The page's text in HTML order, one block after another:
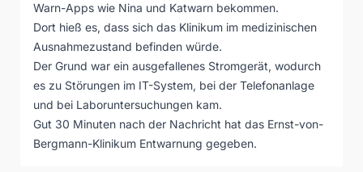
Warn-Apps wie Nina und Katwarn bekommen.
Dort hieß es, dass sich das Klinikum im medizinischen
Ausnahmezustand befinden würde.
Der Grund war ein ausgefallenes Stromgerät, wodurch
es zu Störungen im IT-System, bei der Telefonanlage
und bei Laboruntersuchungen kam.
Gut 30 Minuten nach der Nachricht hat das Ernst-von-
Bergmann-Klinikum Entwarnung gegeben.